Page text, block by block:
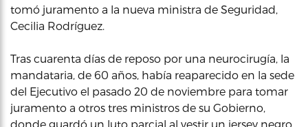
tomó juramento a la nueva ministra de Seguridad,
Cecilia Rodríguez.
Tras cuarenta días de reposo por una neurocirugía, la
mandataria, de 60 años, había reaparecido en la sede
del Ejecutivo el pasado 20 de noviembre para tomar
juramento a otros tres ministros de su Gobierno,
donde guardó un luto parcial al vestir un jersey negro